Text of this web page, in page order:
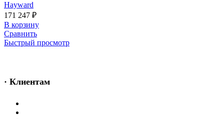
Hayward
171 247 ₽
В корзину
Сравнить
Быстрый просмотр
· Клиентам